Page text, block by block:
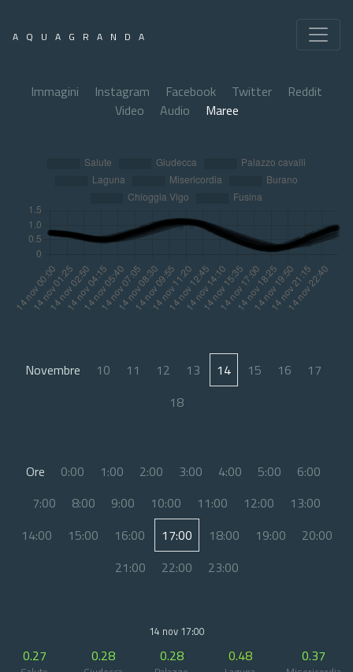
AQUAGRANDA
Immagini Instagram Facebook Twitter
Reddit
Video
Audio Maree
Novembre 10 11 12 13 14 15 16
17
18
Ore 0:00 1:00 2:00 3:00 4:00 5:00
6:00
7:00
8:00 9:00 10:00 11:00 12:00
13:00
14:00
15:00 16:00 17:00 18:00 19:00
20:00
21:00
22:00 23:00
14 nov 17:00
0.27 0.28 0.28 0.48 0.37